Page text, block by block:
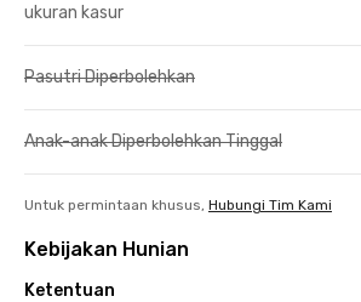
ukuran kasur
Pasutri Diperbolehkan
Anak-anak Diperbolehkan Tinggal
Untuk permintaan khusus, Hubungi Tim Kami
Kebijakan Hunian
Ketentuan